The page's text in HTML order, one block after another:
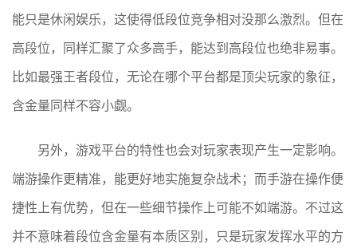
能只是休闲娱乐，这使得低段位竞争相对没那么激烈。但在
高段位，同样汇聚了众多高手，能达到高段位也绝非易事。
比如最强王者段位，无论在哪个平台都是顶尖玩家的象征，
含金量同样不容小觑。
另外，游戏平台的特性也会对玩家表现产生一定影响。
端游操作更精准，能更好地实施复杂战术；而手游在操作便
捷性上有优势，但在一些细节操作上可能不如端游。不过这
并不意味着段位含金量有本质区别，只是玩家发挥水平的方